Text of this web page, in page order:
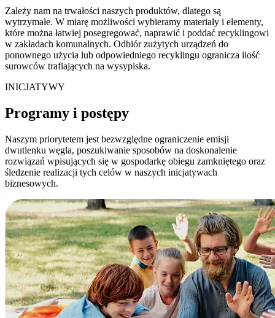
Zależy nam na trwałości naszych produktów, dlatego są
wytrzymałe. W miarę możliwości wybieramy materiały i elementy,
które można łatwiej posegregować, naprawić i poddać recyklingowi
w zakładach komunalnych. Odbiór zużytych urządzeń do
ponownego użycia lub odpowiedniego recyklingu ogranicza ilość
surowców trafiających na wysypiska.
INICJATYWY
Programy i postępy
Naszym priorytetem jest bezwzględne ograniczenie emisji
dwutlenku węgla, poszukiwanie sposobów na doskonalenie
rozwiązań wpisujących się w gospodarkę obiegu zamkniętego oraz
śledzenie realizacji tych celów w naszych inicjatywach
biznesowych.